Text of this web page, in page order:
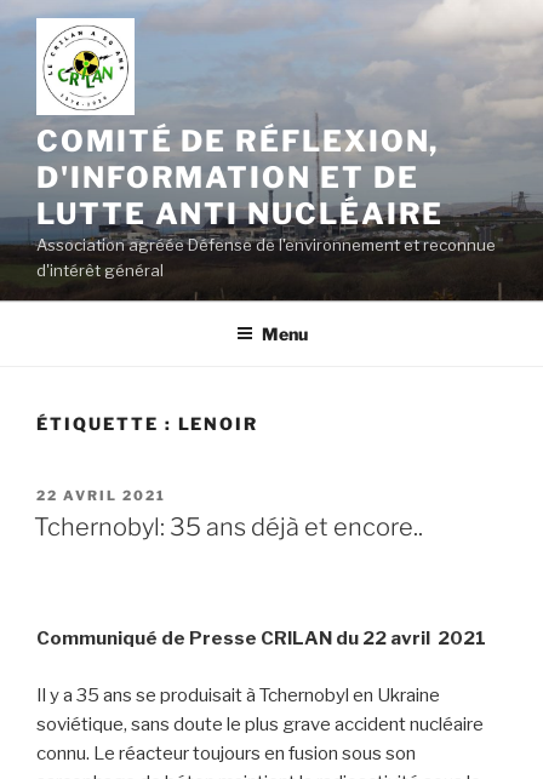
Aller
contenu
principal
COMITÉ DE RÉFLEXION,
D'INFORMATION ET DE
LUTTE ANTI NUCLÉAIRE
Association agréée Défense de l'environnement et reconnue
d'intérêt général
Menu
ÉTIQUETTE : LENOIR
PUBLIÉ
LE
22 AVRIL 2021
Tchernobyl: 35 ans déjà et encore..
Communiqué de Presse CRILAN du 22 avril 2021
Il y a 35 ans se produisait à Tchernobyl en Ukraine
soviétique, sans doute le plus grave accident nucléaire
connu. Le réacteur toujours en fusion sous son